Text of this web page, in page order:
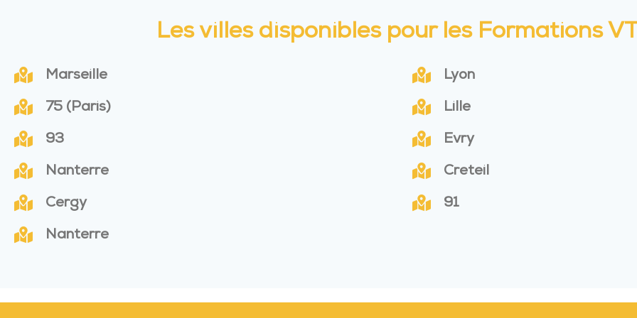
Les villes disponibles pour les Formations
Marseille
75 (Paris)
93
Nanterre
Cergy
Nanterre
Lyon
Lille
Evry
Creteil
91